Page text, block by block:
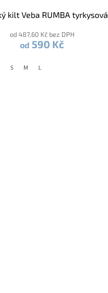
kilt Veba RUMBA tyrkysová
od 487,60 Kč bez DPH
od 590 Kč
S M L